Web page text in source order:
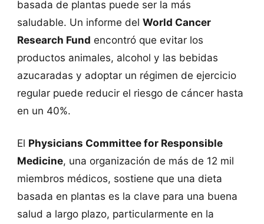
basada de plantas puede ser la más
saludable. Un informe del World Cancer
Research Fund encontró que evitar los
productos animales, alcohol y las bebidas
azucaradas y adoptar un régimen de ejercicio
regular puede reducir el riesgo de cáncer hasta
en un 40%.
El Physicians Committee for Responsible
Medicine, una organización de más de 12 mil
miembros médicos, sostiene que una dieta
basada en plantas es la clave para una buena
salud a largo plazo, particularmente en la